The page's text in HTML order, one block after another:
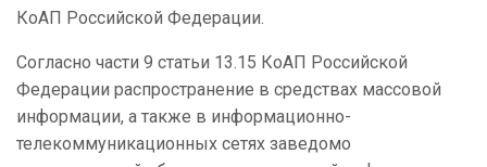
КоАП Российской Федерации.
Согласно части 9 статьи 13.15 КоАП Российской
Федерации распространение в средствах массовой
информации, а также в информационно-
телекоммуникационных сетях заведомо